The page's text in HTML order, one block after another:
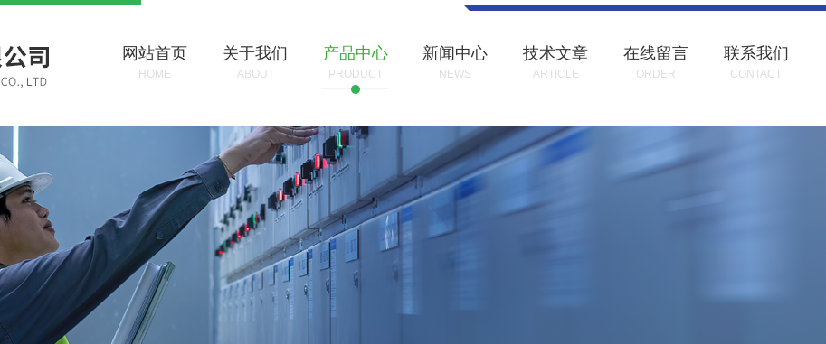
网站首页
HOME
关于我们
ABOUT
产品中心
PRODUCT
新闻中心
NEWS
技术文章
ARTICLE
在线留言
ORDER
联系我们
CONTACT